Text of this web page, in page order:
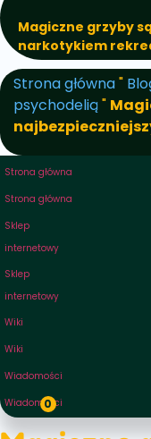
Magiczne grzyby
narkotykiem
Strona główna"
psychodelią"
Strona główna
Strona główna
Sklep
internetowy
Sklep
internetowy
Wiki
Wiki
Wiadomości
Wiadomości
0